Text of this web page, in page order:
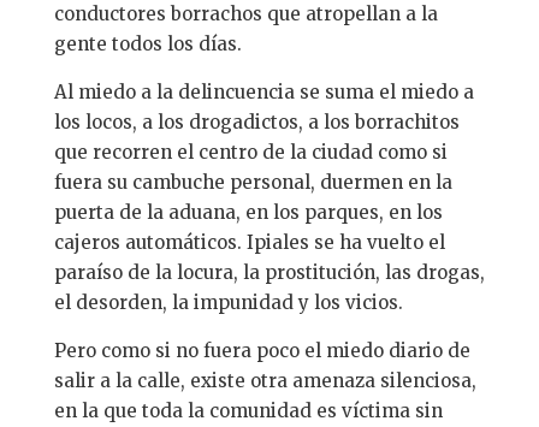
conductores borrachos que atropellan a la
gente todos los días.
Al miedo a la delincuencia se suma el miedo a
los locos, a los drogadictos, a los borrachitos
que recorren el centro de la ciudad como si
fuera su cambuche personal, duermen en la
puerta de la aduana, en los parques, en los
cajeros automáticos. Ipiales se ha vuelto el
paraíso de la locura, la prostitución, las drogas,
el desorden, la impunidad y los vicios.
Pero como si no fuera poco el miedo diario de
salir a la calle, existe otra amenaza silenciosa,
en la que toda la comunidad es víctima sin